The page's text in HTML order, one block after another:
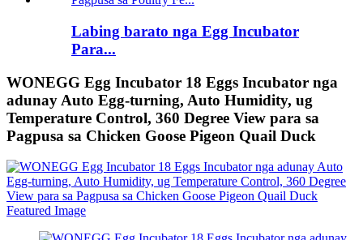
Labing barato nga Egg Incubator
Para...
WONEGG Egg Incubator 18 Eggs Incubator nga
adunay Auto Egg-turning, Auto Humidity, ug
Temperature Control, 360 Degree View para sa
Pagpusa sa Chicken Goose Pigeon Quail Duck